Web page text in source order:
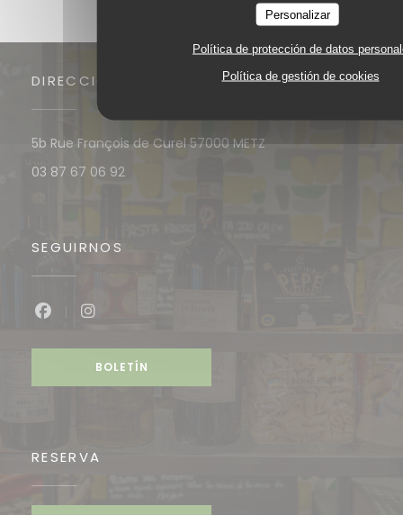
Personalizar
Política de protección de datos
Política de gestión de cookies
DIRECCIÓN
5b Rue François de Curel 57000 METZ((abre en una
03 87 67 06 92
SEGUIRNOS
Facebook ((abre en una nueva ventana))
BOLETÍN
RESERVA